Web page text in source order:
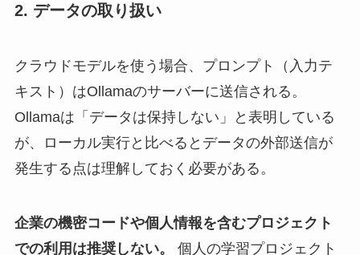
2. データの取り扱い
クラウドモデルを使う場合、プロンプト（入力テ
キスト）はOllamaのサーバーに送信される。
Ollamaは「データは保持しない」と表明している
が、ローカル実行と比べるとデータの外部送信が
発生する点は理解しておく必要がある。
企業の機密コードや個人情報を含むプロジェクト
での利用は推奨しない。
個人の学習プロジェクト